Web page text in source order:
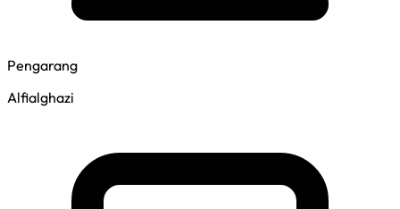
Pengarang
Alfialghazi